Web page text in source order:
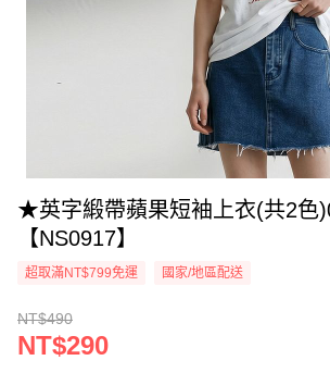
★英字緞帶蘋果短袖上衣(共2色
【NS0917】
超取滿NT$799免運 國家/地區配送
NT$490
NT$290